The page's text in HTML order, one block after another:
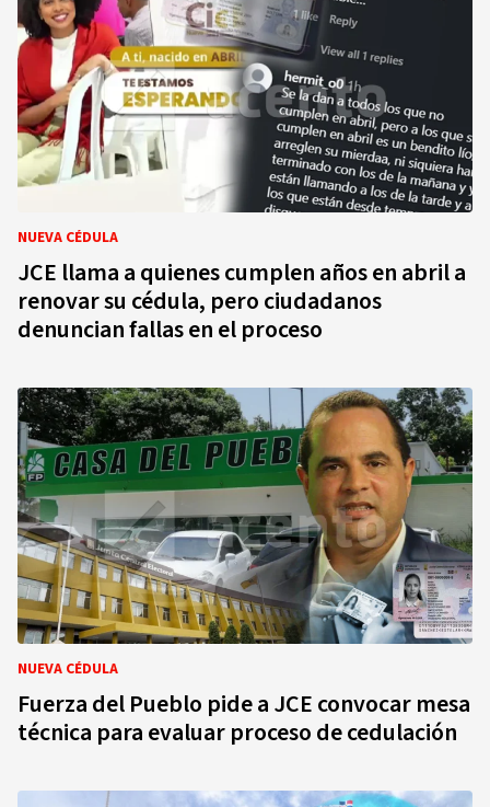
NUEVA CÉDULA
JCE llama a quienes cumplen años en abril a
renovar su cédula, pero ciudadanos
denuncian fallas en el proceso
NUEVA CÉDULA
Fuerza del Pueblo pide a JCE convocar mesa
técnica para evaluar proceso de cedulación